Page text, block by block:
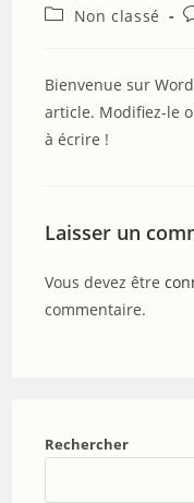
Non classé
Bienvenue sur
article. Modifiez-le
à écrire !
Laisser un
Vous devez être
commentaire.
Rechercher